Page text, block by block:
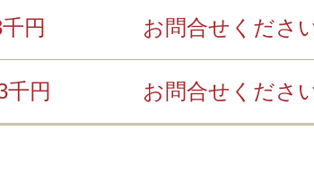
円 お問合せくださ
千円 お問合せくださ